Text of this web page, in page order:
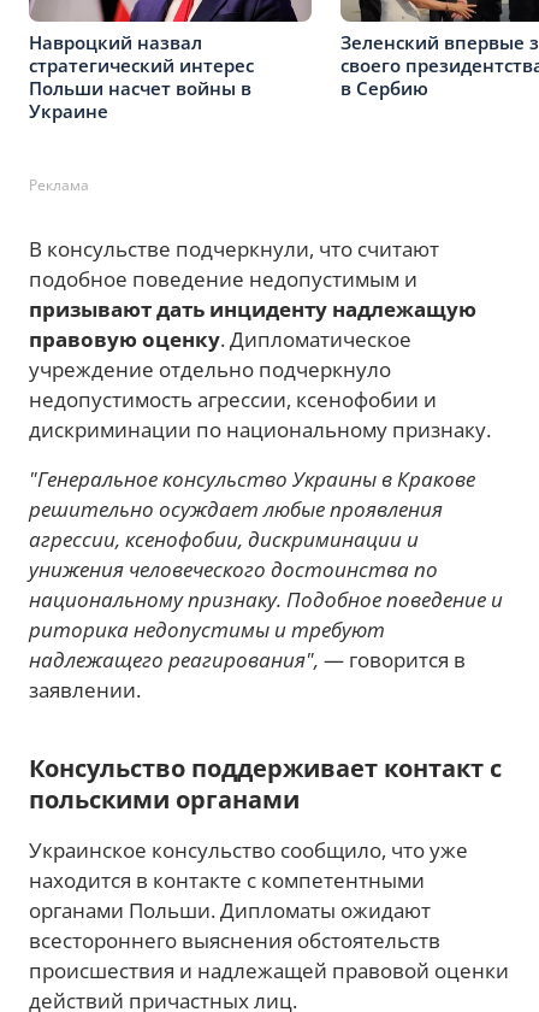
Навроцкий назвал
стратегический интерес
Польши насчет войны в
Украине
Зеленский впервые
своего
в Сербию
Реклама
В консульстве подчеркнули, что считают
подобное поведение недопустимым и
призывают дать инциденту надлежащую
правовую оценку. Дипломатическое
учреждение отдельно подчеркнуло
недопустимость агрессии, ксенофобии и
дискриминации по национальному признаку.
"Генеральное консульство Украины в Кракове
решительно осуждает любые проявления
агрессии, ксенофобии, дискриминации и
унижения человеческого достоинства по
национальному признаку. Подобное поведение и
риторика недопустимы и требуют
надлежащего реагирования", — говорится в
заявлении.
Консульство поддерживает контакт с
польскими органами
Украинское консульство сообщило, что уже
находится в контакте с компетентными
органами Польши. Дипломаты ожидают
всестороннего выяснения обстоятельств
происшествия и надлежащей правовой оценки
действий причастных лиц.